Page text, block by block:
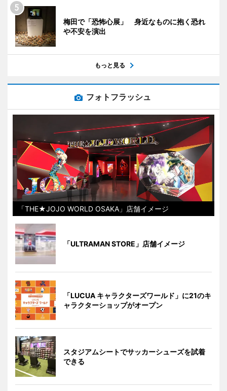
梅田で「恐怖心展」 身近なものに抱く恐れ
や不安を演出
もっと見る
フォトフラッシュ
「THE★JOJO WORLD OSAKA」店舗イメージ
「ULTRAMAN STORE」店舗イメージ
「LUCUA キャラクターズワールド」に21のキ
ャラクターショップがオープン
スタジアムシートでサッカーシューズを試着
できる